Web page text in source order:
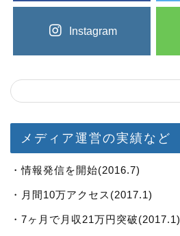
Instagram
メディア運営の実績など
・情報発信を開始(2016.7)
・月間10万アクセス(2017.1)
・7ヶ月で月収21万円突破(2017.1)